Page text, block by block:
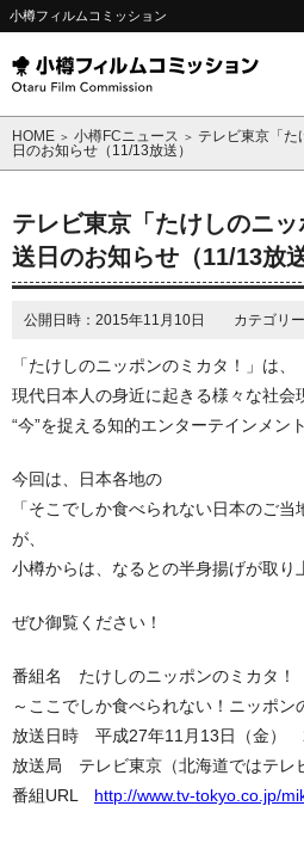
小樽フィルムコミッション
HOME ＞ 小樽FCニュース ＞ テレビ東京「た
日のお知らせ（11/13放送）
テレビ東京「たけしのニ
送日のお知らせ（11/13放送
公開日時：2015年11月10日 カテゴリー
「たけしのニッポンのミカタ！」は、
現代日本人の身近に起きる様々な社会
“今”を捉える知的エンターテインメン
今回は、日本各地の
「そこでしか食べられない日本のご
が、
小樽からは、なるとの半身揚げが取り
ぜひ御覧ください！
番組名 たけしのニッポンのミカタ！
～ここでしか食べられない！ニッポン
放送日時 平成27年11月13日（金）
放送局 テレビ東京（北海道ではテレ
番組URL http://www.tv-tokyo.co.jp/